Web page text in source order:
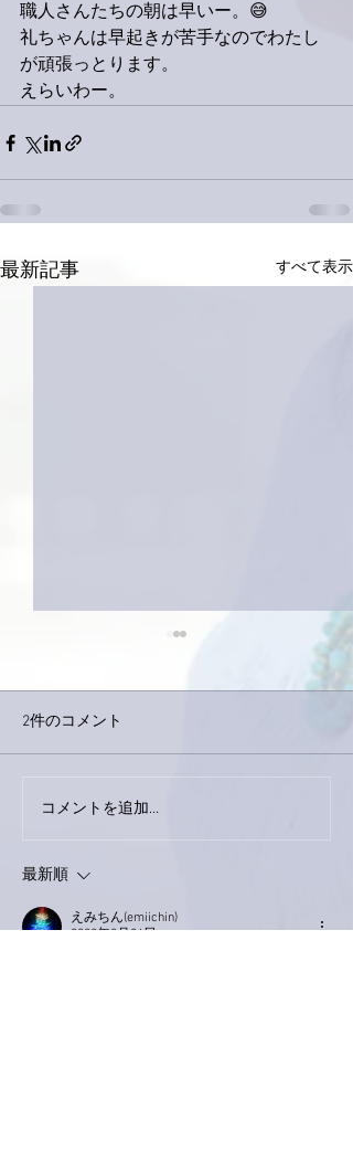
職人さんたちの朝は早いー。😅
礼ちゃんは早起きが苦手なのでわたし
が頑張っとります。
えらいわー。
最新記事 すべて表示
9月23日「amiism」リリー
2件のコメント
コメントを追加…
最新順
えみちん(emiichin)
2022年8月04日